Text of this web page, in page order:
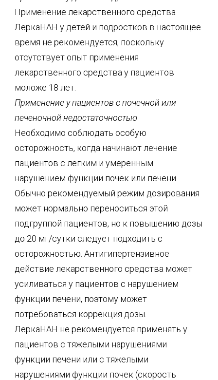
Применение лекарственного средства
ЛеркаНАН у детей и подростков в настоящее
время не рекомендуется, поскольку
отсутствует опыт применения
лекарственного средства у пациентов
моложе 18 лет.
Применение у пациентов с почечной или
печеночной недостаточностью
Необходимо соблюдать особую
осторожность, когда начинают лечение
пациентов с легким и умеренным
нарушением функции почек или печени.
Обычно рекомендуемый режим дозирования
может нормально переноситься этой
подгруппой пациентов, но к повышению дозы
до 20 мг/сутки следует подходить с
осторожностью. Антигипертензивное
действие лекарственного средства может
усиливаться у пациентов с нарушением
функции печени, поэтому может
потребоваться коррекция дозы.
ЛеркаНАН не рекомендуется применять у
пациентов с тяжелыми нарушениями
функции печени или с тяжелыми
нарушениями функции почек (скорость